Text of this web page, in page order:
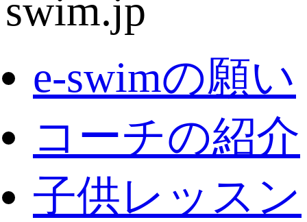
e-swimの願い
コーチの紹介
子供レッスン